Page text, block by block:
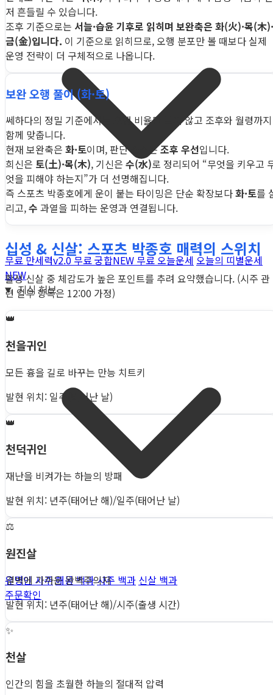
무료 만세력v2.0무료 궁합NEW 무료 오늘운세 오늘의 띠별운세
NEW
지식 허브
유명인 사주해몽 백과사주 백과 신살 백과
주문확인
저 흔들릴 수 있습니다.
조후 기준으로는 서늘·습윤 기후로 읽히며 보완축은 화(火)·목(木)·
금(金)입니다. 이 기준으로 읽히므로, 오행 분포만 볼 때보다 실제
운영 전략이 더 구체적으로 나옵니다.
보완 오행 풀이 (화·토)
쎄하다의 정밀 기준에서는 오행 비율만 보지 않고 조후와 월령까지
함께 맞춥니다.
현재 보완축은 화·토이며, 판단 소스는조후 우선입니다.
희신은 토(土)·목(木), 기신은 수(水)로 정리되어 “무엇을 키우고
엇을 피해야 하는지”가 더 선명해집니다.
즉 스포츠 박종호에게 운이 붙는 타이밍은 단순 확장보다화·토를
리고,수 과열을 피하는 운영과 연결됩니다.
십성 & 신살: 스포츠 박종호 매력의 스위치
활성 신살 중 체감도가 높은 포인트를 추려 요약했습니다. (시주 관
련 일부 항목은 12:00 가정)
👑
천을귀인
모든 흉을 길로 바꾸는 만능 치트키
발현 위치: 일주(태어난 날)
👑
천덕귀인
재난을 비켜가는 하늘의 방패
발현 위치: 년주(태어난 해)/일주(태어난 날)
⚖️
원진살
결벽에 가까운 완벽주의자
발현 위치: 년주(태어난 해)/시주(출생 시간)
✨
천살
인간의 힘을 초월한 하늘의 절대적 압력